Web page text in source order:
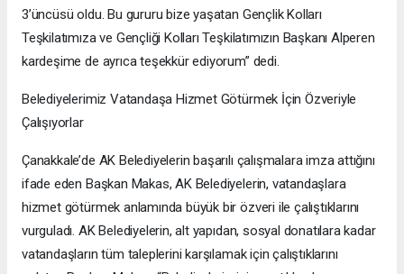
3’üncüsü oldu. Bu gururu bize yaşatan Gençlik Kolları
Teşkilatımıza ve Gençliği Kolları Teşkilatımızın Başkanı Alperen
kardeşime de ayrıca teşekkür ediyorum” dedi.
Belediyelerimiz Vatandaşa Hizmet Götürmek İçin Özveriyle
Çalışıyorlar
Çanakkale’de AK Belediyelerin başarılı çalışmalara imza attığını
ifade eden Başkan Makas, AK Belediyelerin, vatandaşlara
hizmet götürmek anlamında büyük bir özveri ile çalıştıklarını
vurguladı. AK Belediyelerin, alt yapıdan, sosyal donatılara kadar
vatandaşların tüm taleplerini karşılamak için çalıştıklarını